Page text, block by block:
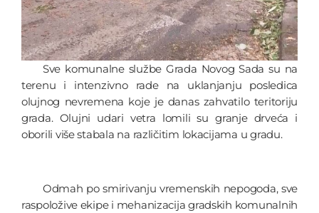
Sve komunalne službe Grada Novog Sada su na
terenu i intenzivno rade na uklanjanju posledica
olujnog nevremena koje je danas zahvatilo teritoriju
grada. Olujni udari vetra lomili su granje drveća i
oborili više stabala na različitim lokacijama u gradu.
Odmah po smirivanju vremenskih nepogoda, sve
raspoložive ekipe i mehanizacija gradskih komunalnih